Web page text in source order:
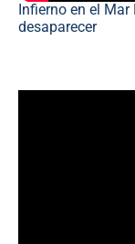
Infierno en el
desaparecer